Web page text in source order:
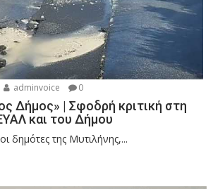
adminvoice 0
Δήμος» | Σφοδρή κριτική στη
και του Δήμου
δημότες της Μυτιλήνης,...